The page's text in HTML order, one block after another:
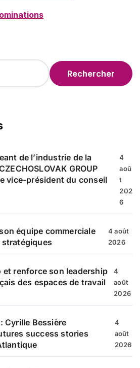
de l’industrie de la
GROUP
vice-président du conseil
4
aoû
t
202
6
équipe commerciale
stratégiques
4 août
2026
et renforce son leadership
des espaces de travail
4
août
2026
Cyrille Bessière
success stories
4
août
2026